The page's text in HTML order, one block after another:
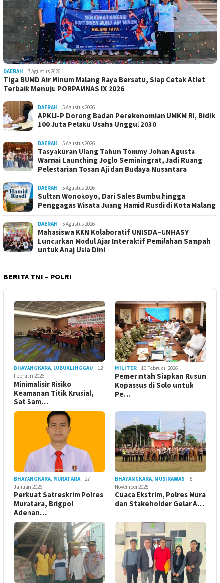
DAERAH 7 Agustus 2026
Tiga BUMD Air Minum Malang Raya Bersatu, Siap Cetak Atlet
Terbaik Menuju PORPAMNAS IX 2026
DAERAH 5 Agustus 2026
APKLI-P Dorong Badan Perekonomian UMKM RI, Bidik
100 Juta Pelaku Usaha Unggul 2030
DAERAH 5 Agustus 2026
Tasyakuran Ulang Tahun Tommy Johan Agusta
Warnai Launching Joglo Seminingrat, Jadi Ruang
Pelestarian Tosan Aji dan Budaya Nusantara
DAERAH 5 Agustus 2026
Sultan Wonokoyo, Dari Sales Bumbu hingga
Penggagas Wisata Juang Hamid Rusdi di Kota Malang
DAERAH 5 Agustus 2026
Mahasiswa KKN Kolaboratif UNISDA–UNHASY
Luncurkan Modul Ajar Interaktif Pemilahan Sampah
untuk Anaj Usia Dini
BERITA TNI – POLRI
BHAYANGKARA LUBUKLINGGAU
12
Februari 2026
Minimalisir Risiko
Keamanan Titik Krusial,
Sat Sam…
MILITER 10 Februari 2026
Pemerintah Siapkan Rusun
Kopassus di Solo untuk
Pe…
BHAYANGKARA MURATARA
27
Januari 2026
Perkuat Satreskrim Polres
Muratara, Brigpol
Adenan…
BHAYANGKARA MUSIRAWAS
5
November 2025
Cuaca Ekstrim, Polres Mura
dan Stakeholder Gelar A…